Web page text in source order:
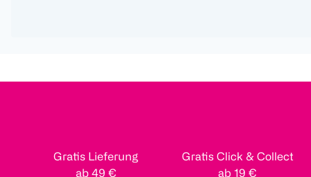
Gratis Lieferung
ab 49 €
Gratis Click & Collect
ab 19 €